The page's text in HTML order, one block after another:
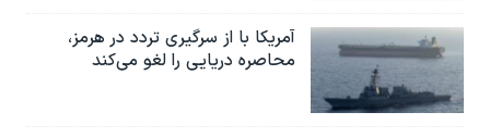
آمریکا با از سرگیری تردد در هرمز،
محاصره دریایی را لغو می‌کند